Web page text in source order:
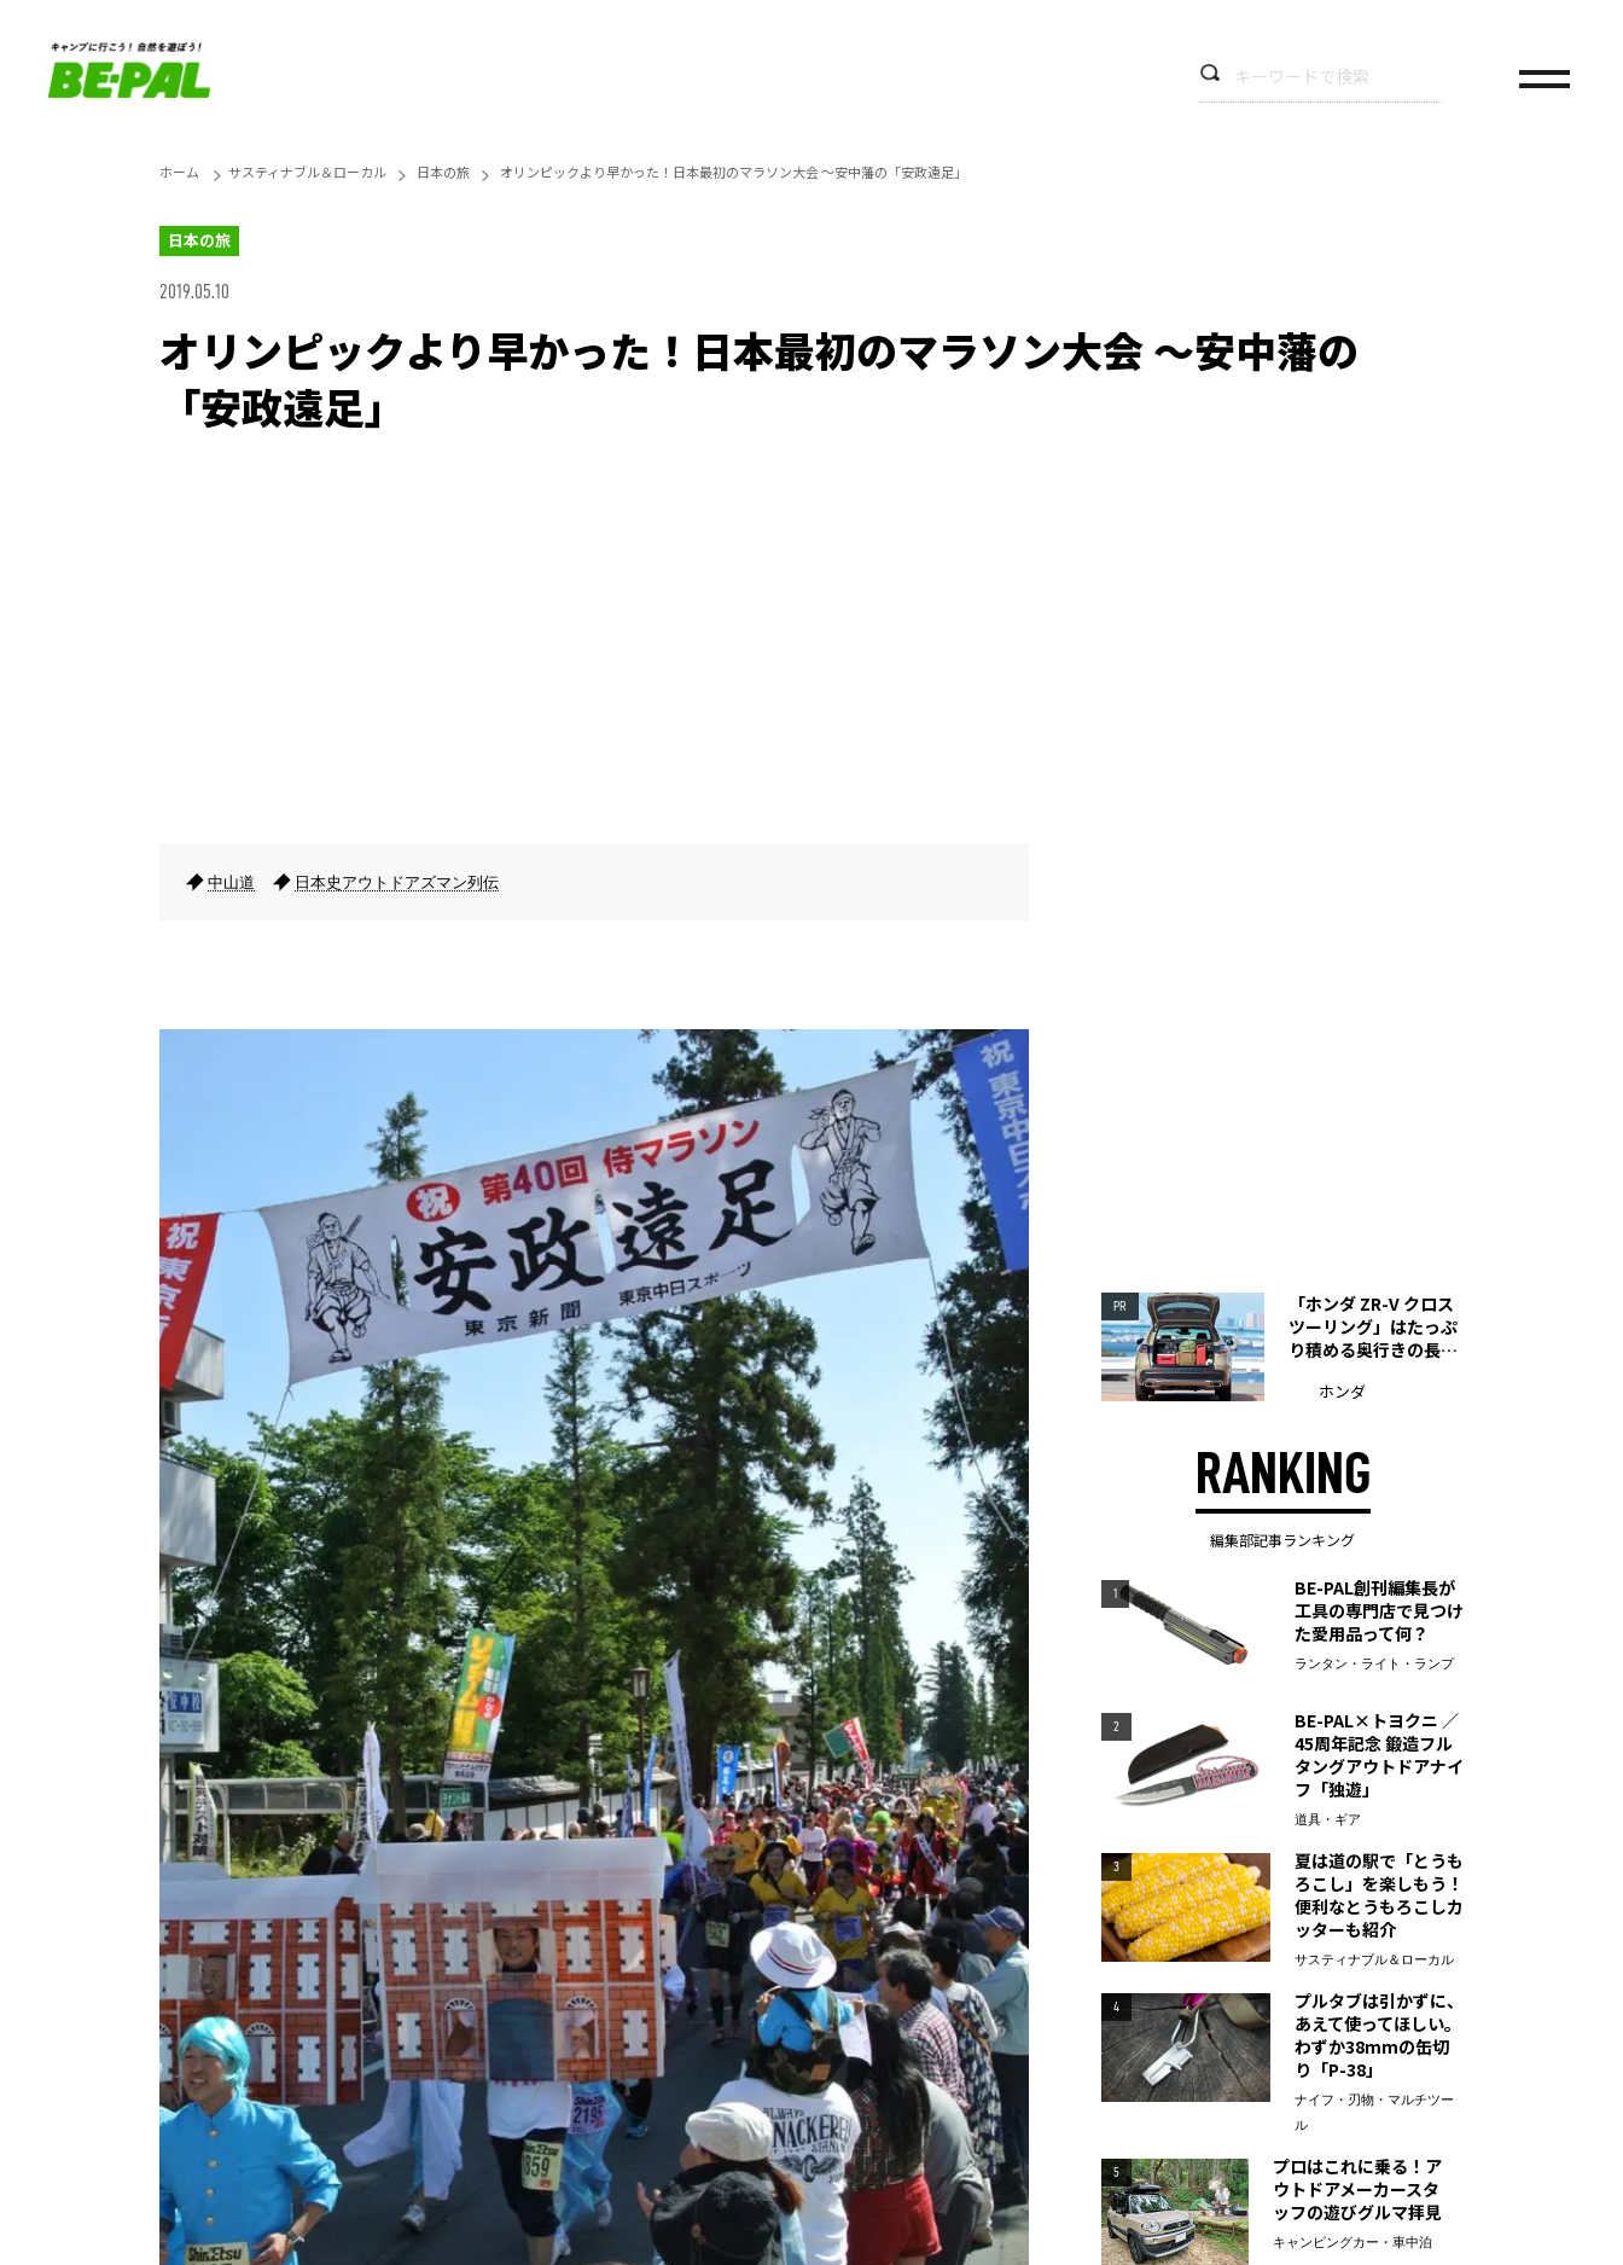
ホーム サスティナブル＆ローカル 日本の旅 オリンピックより早かった！日本最初のマラソン大会 ～安中藩の「安政遠足」
日本の旅
2019.05.10
オリンピックより早かった！日本最初のマラソン大会 ～安中藩の
「安政遠足」
中山道 日本史アウトドアズマン列伝
PR
「ホンダ ZR-V クロス
ツーリング」はたっぷ
り積める奥行きの長い
ホンダ
RANKING
編集部記事ランキング
1
BE-PAL創刊編集長が
工具の専門店で見つけ
た愛用品って何？
ランタン・ライト・ランプ
2
BE-PAL×トヨクニ ／
45周年記念 鍛造フル
タングアウトドアナイ
フ「独遊」
道具・ギア
3
夏は道の駅で「とうも
ろこし」を楽しもう！
便利なとうもろこしカ
ッターも紹介
サスティナブル＆ローカル
4
プルタブは引かずに、
あえて使ってほしい。
わずか38mmの缶切
り「P-38」
ナイフ・刃物・マルチツー
ル
5
プロはこれに乗る！ア
ウトドアメーカースタ
ッフの遊びグルマ拝見
キャンピングカー・車中泊